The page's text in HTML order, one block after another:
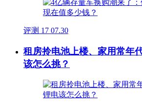
评测 17 07.30
租房拎电池上楼、家用常年
该怎么挑？